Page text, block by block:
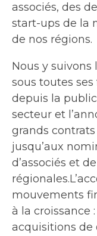
associés, des
start-ups de la
de nos régions.
Nous y suivons
sous toutes
depuis la
secteur et
grands
jusqu’aux
d’associés et
mouvements
à la croissance
acquisitions